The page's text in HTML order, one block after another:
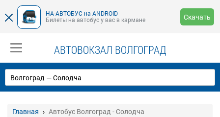
НА-АВТОБУС на ANDROID
Билеты на автобус у вас в кармане
Скачать
АВТОВОКЗАЛ ВОЛГОГРАД
Главная Автобус Волгоград - Солодча